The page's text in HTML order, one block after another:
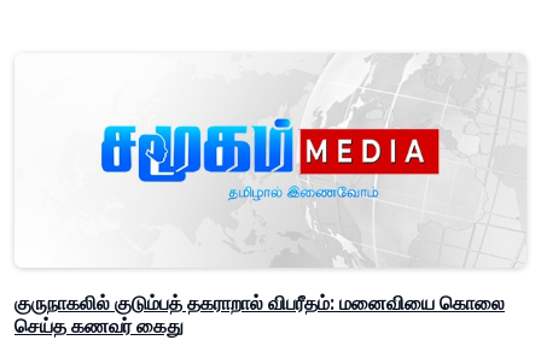
குருநாகலில் குடும்பத் தகராறால் விபரீதம்: மனைவியை கொலை
செய்த கணவர் கைது